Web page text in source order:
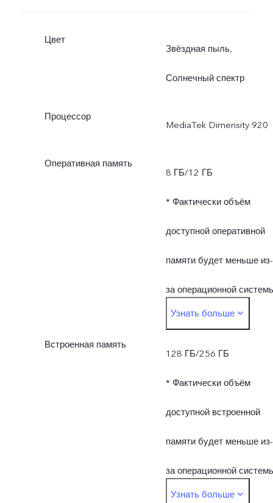
Цвет
Звёздная пыль,
Солнечный спектр
Процессор
MediaTek Dimensity 920
Оперативная память
8 ГБ/12 ГБ
* Фактически объём
доступной оперативной
памяти будет меньше из-
за операционной
и предустановленных
приложений.
Узнать больше
Встроенная память
128 ГБ/256 ГБ
* Фактически объём
доступной встроенной
памяти будет меньше из-
за операционной
и предустановленных
Узнать больше